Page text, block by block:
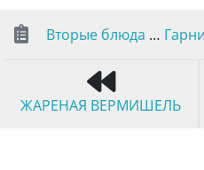
Вторые блюда …
ЖАРЕНАЯ ВЕРМИШЕЛЬ